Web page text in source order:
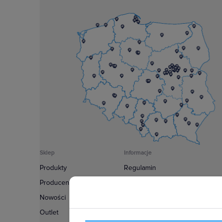
Sklep
Produkty
Producenci
Nowości
Outlet
Informacje
Regulamin